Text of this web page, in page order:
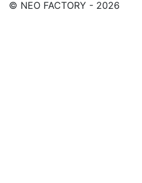
© NEO FACTORY - 2026